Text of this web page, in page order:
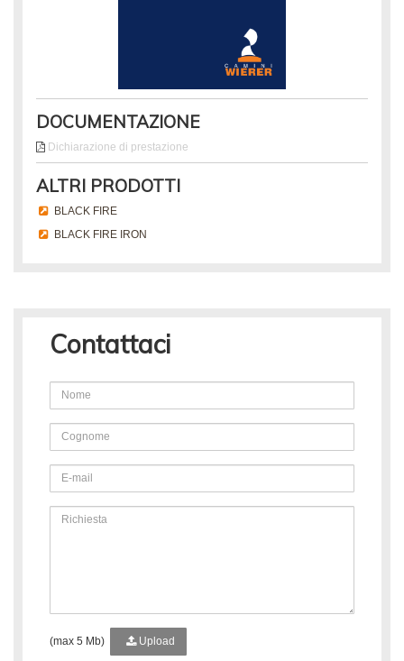
DOCUMENTAZIONE
Dichiarazione di prestazione
ALTRI PRODOTTI
BLACK FIRE
BLACK FIRE IRON
Contattaci
(max 5 Mb) Upload